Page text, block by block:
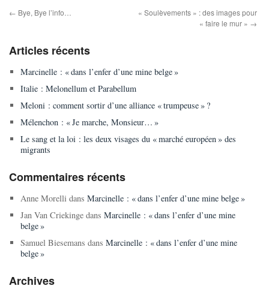
← Bye, Bye l’info…
« Soulèvements » : des images pour
« faire le mur » →
Articles récents
Marcinelle : « dans l’enfer d’une mine belge »
Italie : Melonellum et Parabellum
Meloni : comment sortir d’une alliance « trumpeuse » ?
Mélenchon : « Je marche, Monsieur… »
Le sang et la loi : les deux visages du « marché européen » des
migrants
Commentaires récents
Anne Morelli dans Marcinelle : « dans l’enfer d’une mine belge »
Jan Van Criekingedans Marcinelle : « dans l’enfer d’une mine
belge »
Samuel Biesemans dans Marcinelle : « dans l’enfer d’une mine
belge »
Archives